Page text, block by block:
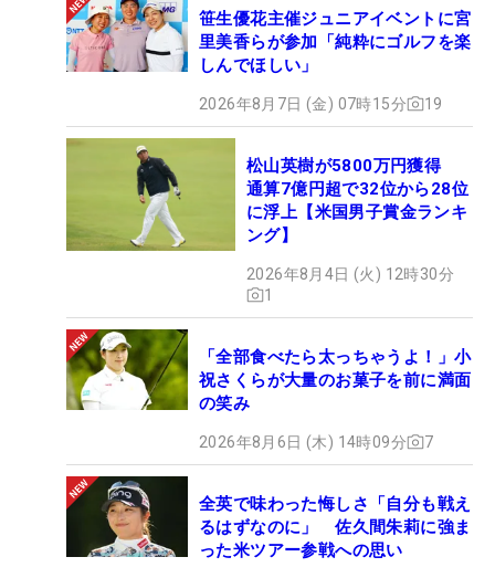
笹生優花主催ジュニアイベントに宮
里美香らが参加「純粋にゴルフを楽
しんでほしい」
2026年8月7日 (金) 07時15分 19
松山英樹が5800万円獲得
通算7億円超で32位から28位
に浮上【米国男子賞金ランキ
ング】
2026年8月4日 (火) 12時30分
1
「全部食べたら太っちゃうよ！」小
祝さくらが大量のお菓子を前に満面
の笑み
2026年8月6日 (木) 14時09分 7
全英で味わった悔しさ「自分も戦え
るはずなのに」 佐久間朱莉に強ま
った米ツアー参戦への思い